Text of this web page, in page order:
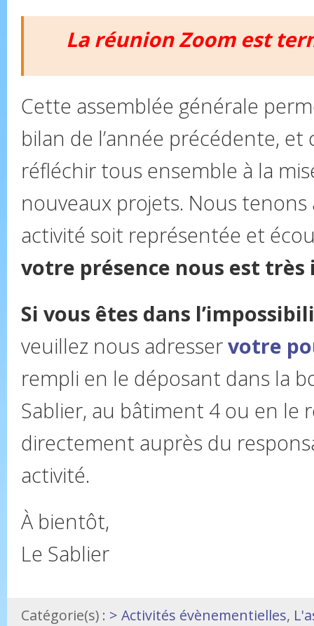
La réunion Zoom est
Cette assemblée générale
bilan de l’année précédente, et
réfléchir tous ensemble à la
nouveaux projets. Nous
activité soit représentée et
votre présence nous est
Si vous êtes dans
veuillez nous adresservotre
rempli en le déposant dans la
Sablier, au bâtiment 4 ou en le
directement auprès du
activité.
À bientôt,
Le Sablier
Catégorie(s) : > Activités évènementielles,